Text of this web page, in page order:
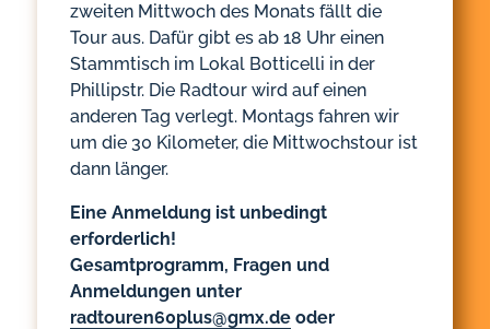
zweiten Mittwoch des Monats fällt die
Tour aus. Dafür gibt es ab 18 Uhr einen
Stammtisch im Lokal Botticelli in der
Phillipstr. Die Radtour wird auf einen
anderen Tag verlegt. Montags fahren wir
um die 30 Kilometer, die Mittwochstour ist
dann länger.
Eine Anmeldung ist unbedingt
erforderlich!
Gesamtprogramm, Fragen und
Anmeldungen unter
radtouren60plus@gmx.deoder